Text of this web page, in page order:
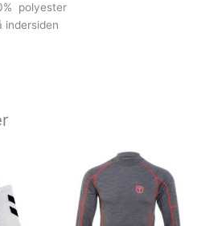
polyester
indersiden
vare
har
flere
varianter.